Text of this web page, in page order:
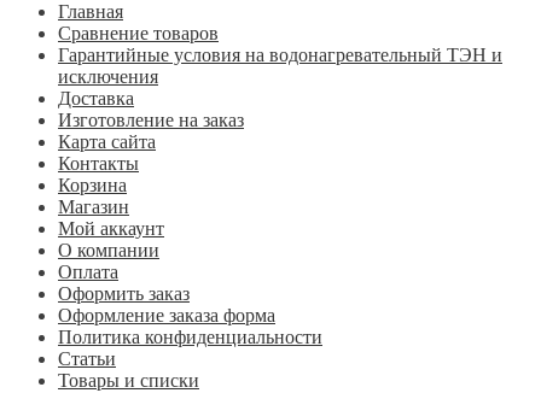
Главная
Cравнение товаров
Гарантийные условия на водонагревательный ТЭН и
исключения
Доставка
Изготовление на заказ
Карта сайта
Контакты
Корзина
Магазин
Мой аккаунт
О компании
Оплата
Оформить заказ
Оформление заказа форма
Политика конфиденциальности
Статьи
Товары и списки